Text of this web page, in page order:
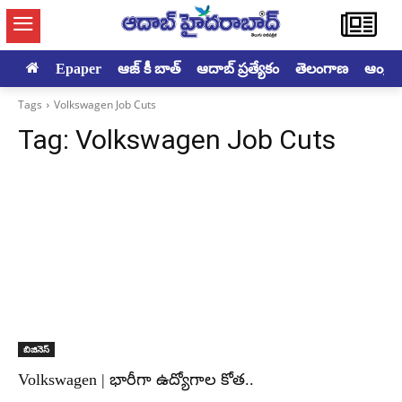
Epaper ఆజ్ కీ బాత్ ఆదాబ్ ప్రత్యేకం తెలంగాణ
Tags Volkswagen Job Cuts
Tag: Volkswagen Job Cuts
బిజినెస్
Volkswagen | భారీగా ఉద్యోగాల కోత..